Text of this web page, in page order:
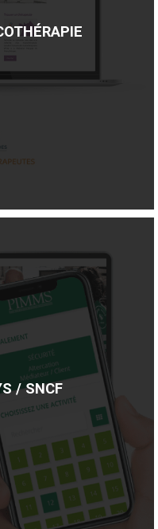
/ SNCF